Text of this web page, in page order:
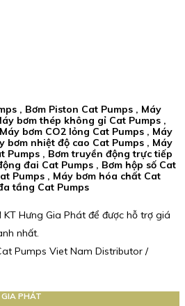
, Bơm Piston Cat Pumps , Máy
bơm thép không gỉ Cat Pumps ,
bơm CO2 lỏng Cat Pumps , Máy
bơm nhiệt độ cao Cat Pumps , Máy
Pumps , Bơm truyền động trực tiếp
đai Cat Pumps , Bơm hộp số Cat
Pumps , Máy bơm hóa chất Cat
tầng Cat Pumps
KT Hưng Gia Phát để được hỗ trợ giá
nhất.
Pumps Viet Nam Distributor /
PHÁT